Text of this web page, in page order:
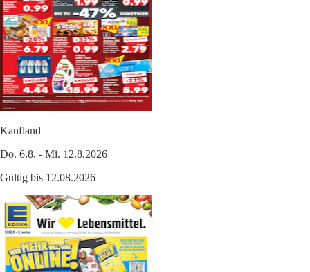
Kaufland
Do. 6.8. - Mi. 12.8.2026
Gültig bis 12.08.2026